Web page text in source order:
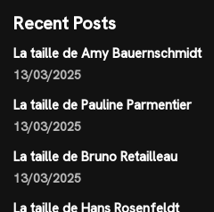
Recent Posts
La taille de Amy Bauernschmidt
13/03/2025
La taille de Pauline Parmentier
13/03/2025
La taille de Bruno Retailleau
13/03/2025